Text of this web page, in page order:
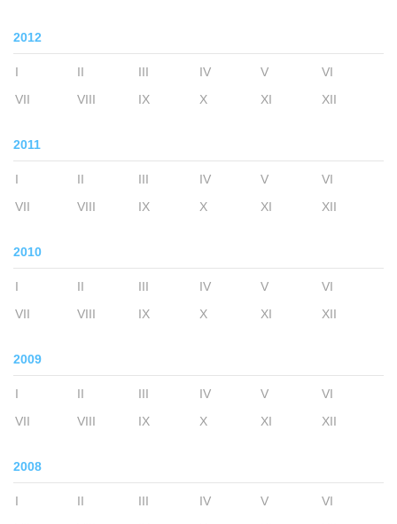
2012
I II III IV V
VI
VII
VIII IX X XI XII
2011
I II III IV V
VI
VII
VIII IX X XI XII
2010
I II III IV V
VI
VII
VIII IX X XI XII
2009
I II III IV V
VI
VII
VIII IX X XI XII
2008
I II III IV V
VI